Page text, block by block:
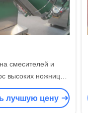
смесителей и
высоких ножниц
с
размерами
лучшую цену